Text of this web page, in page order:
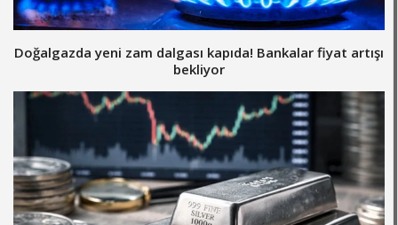
Doğalgazda yeni zam dalgası kapıda! Bankalar fiyat artışı
bekliyor